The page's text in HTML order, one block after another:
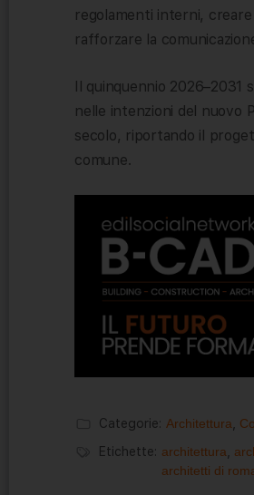
regolamenti interni,
rafforzare la
Il quinquennio 2026–2031
nelle intenzioni del nuovo
secolo, riportando il
comune.
Categorie: Architettura
Etichette: architettura
architetti di